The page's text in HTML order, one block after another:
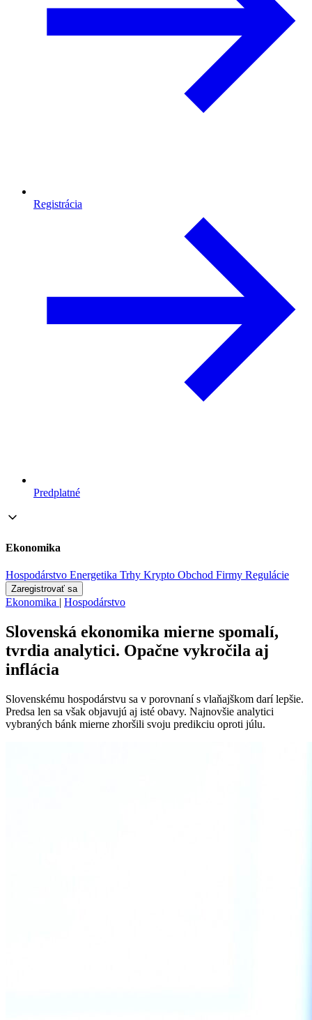
Registrácia
Predplatné
Ekonomika
Hospodárstvo Energetika Trhy Krypto Obchod Firmy Regulácie
Zaregistrovať sa
Ekonomika | Hospodárstvo
Slovenská ekonomika mierne spomalí,
tvrdia analytici. Opačne vykročila aj
inflácia
Slovenskému hospodárstvu sa v porovnaní s vlaňajškom darí lepšie.
Predsa len sa však objavujú aj isté obavy. Najnovšie analytici
vybraných bánk mierne zhoršili svoju predikciu oproti júlu.